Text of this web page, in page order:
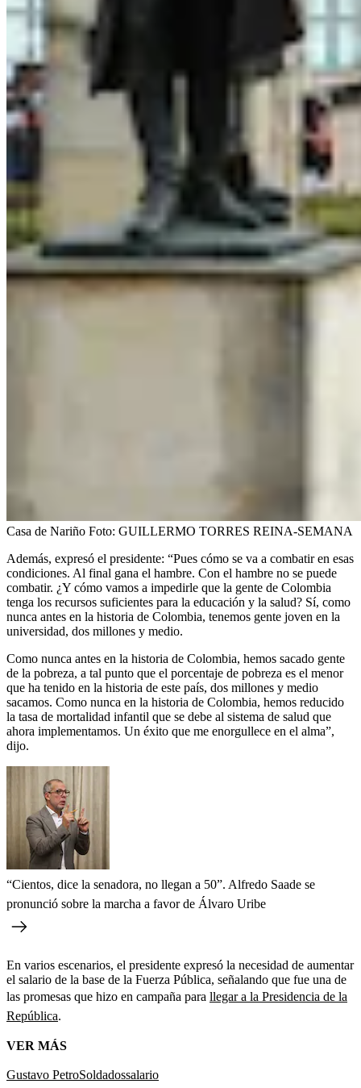
Casa de Nariño Foto: GUILLERMO TORRES REINA-SEMANA
Además, expresó el presidente: “Pues cómo se va a combatir en esas
condiciones. Al final gana el hambre. Con el hambre no se puede
combatir. ¿Y cómo vamos a impedirle que la gente de Colombia
tenga los recursos suficientes para la educación y la salud? Sí, como
nunca antes en la historia de Colombia, tenemos gente joven en la
universidad, dos millones y medio.
Como nunca antes en la historia de Colombia, hemos sacado gente
de la pobreza, a tal punto que el porcentaje de pobreza es el menor
que ha tenido en la historia de este país, dos millones y medio
sacamos. Como nunca en la historia de Colombia, hemos reducido
la tasa de mortalidad infantil que se debe al sistema de salud que
ahora implementamos. Un éxito que me enorgullece en el alma”,
dijo.
“Cientos, dice la senadora, no llegan a 50”. Alfredo Saade se
pronunció sobre la marcha a favor de Álvaro Uribe
En varios escenarios, el presidente expresó la necesidad de aumentar
el salario de la base de la Fuerza Pública, señalando que fue una de
las promesas que hizo en campaña para llegar a la Presidencia de la
República.
VER MÁS
Gustavo PetroSoldadossalario